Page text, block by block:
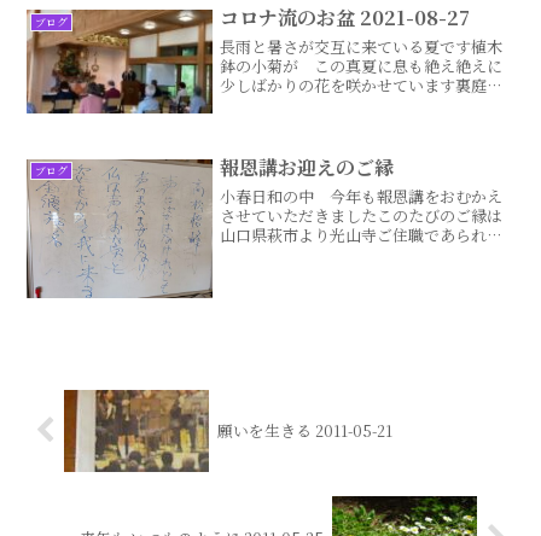
もいいし、一番安いのでい続きはこちら...
ブログ コロナ流のお盆 2021-08-27
長雨と暑さが交互に来ている夏です植木
鉢の小菊が この真夏に息も絶え絶えに
少しばかりの花を咲かせています裏庭の
ながら 最近の気候にこま続きはこちら...
ブログ 報恩講お迎えのご縁
小春日和の中 今年も報恩講をおむかえ
させていただきましたこのたびのご縁は
山口県萩市より光山寺ご住職であられ、
願いを生きる 2011-05-21